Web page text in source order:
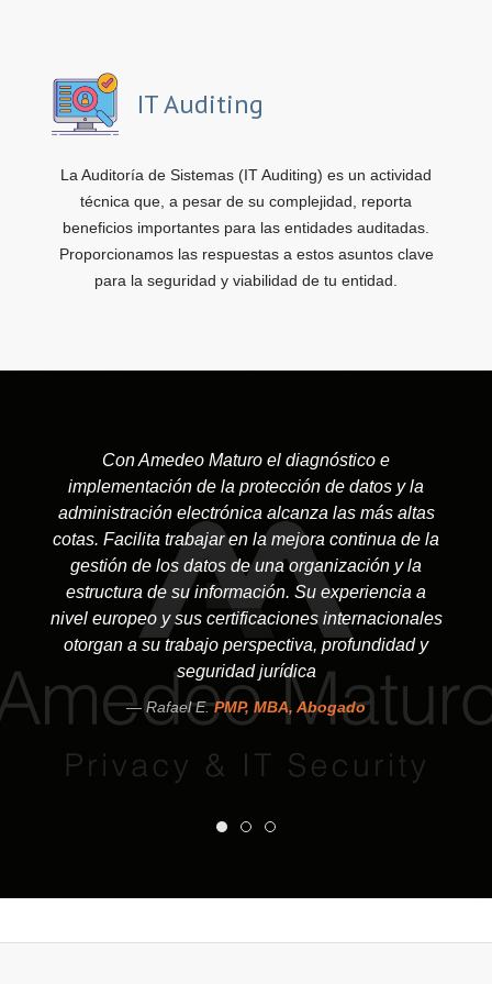
IT Auditing
La Auditoría de Sistemas (IT Auditing) es un actividad
técnica que, a pesar de su complejidad, reporta
beneficios importantes para las entidades auditadas.
Proporcionamos las respuestas a estos asuntos clave
para la seguridad y viabilidad de tu entidad.
Con Amedeo Maturo el diagnóstico e
implementación de la protección de datos y la
administración electrónica alcanza las más altas
cotas. Facilita trabajar en la mejora continua de la
gestión de los datos de una organización y la
estructura de su información. Su experiencia a
nivel europeo y sus certificaciones internacionales
otorgan a su trabajo perspectiva, profundidad y
seguridad jurídica
Rafael E.PMP, MBA, Abogado